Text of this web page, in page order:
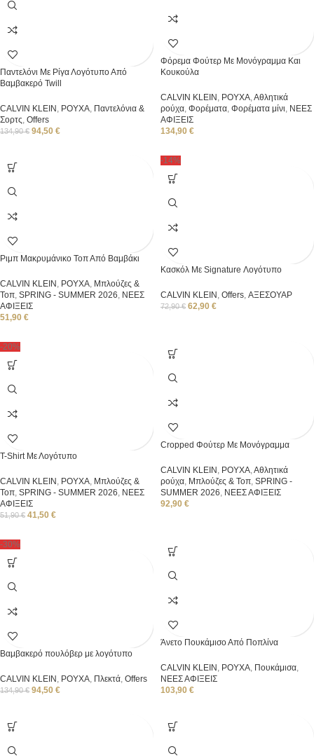
Παντελόνι Με Ρίγα Λογότυπο Από
Βαμβακερό Twill
CALVIN KLEIN , ΡΟΥΧΑ, Παντελόνια &
Σορτς, Offers
134,90€ 94,50 €
Φόρεμα Φούτερ Με Μονόγραμμα Και
Κουκούλα
CALVIN KLEIN , ΡΟΥΧΑ,Αθλητικά
ρούχα, Φορέματα, Φορέματα μίνι, ΝΕΕΣ
ΑΦΙΞΕΙΣ
134,90 €
Ριμπ Μακρυμάνικο Τοπ Από Βαμβάκι
CALVIN KLEIN , ΡΟΥΧΑ, Μπλούζες &
Τοπ, SPRING - SUMMER 2026, ΝΕΕΣ
ΑΦΙΞΕΙΣ
51,90 €
-14%
Κασκόλ Με Signature Λογότυπο
CALVIN KLEIN , Offers, ΑΞΕΣΟΥΑΡ
72,90€ 62,90 €
-20%
T-Shirt Με Λογότυπο
CALVIN KLEIN , ΡΟΥΧΑ, Μπλούζες &
Τοπ, SPRING - SUMMER 2026, ΝΕΕΣ
ΑΦΙΞΕΙΣ
51,90€ 41,50 €
Cropped Φούτερ Με Μονόγραμμα
CALVIN KLEIN , ΡΟΥΧΑ,Αθλητικά
ρούχα, Μπλούζες & Τοπ, SPRING -
SUMMER 2026, ΝΕΕΣ ΑΦΙΞΕΙΣ
92,90 €
-30%
Βαμβακερό πουλόβερ με λογότυπο
CALVIN KLEIN , ΡΟΥΧΑ, Πλεκτά, Offers
134,90€ 94,50 €
Άνετο Πουκάμισο Από Ποπλίνα
CALVIN KLEIN , ΡΟΥΧΑ, Πουκάμισα,
ΝΕΕΣ ΑΦΙΞΕΙΣ
103,90 €